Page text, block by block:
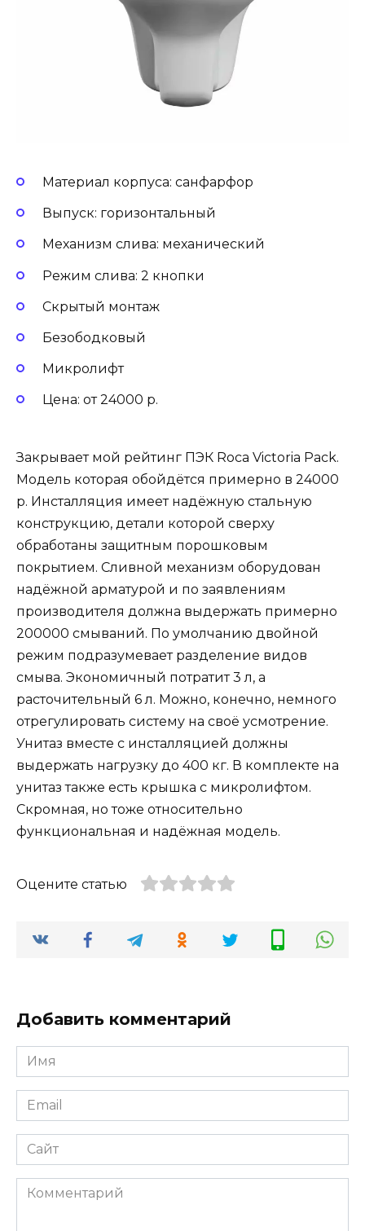
Материал корпуса: санфарфор
Выпуск: горизонтальный
Механизм слива: механический
Режим слива: 2 кнопки
Скрытый монтаж
Безободковый
Микролифт
Цена: от 24000 р.
Закрывает мой рейтинг ПЭК Roca Victoria Pack.
Модель которая обойдётся примерно в 24000
р. Инсталляция имеет надёжную стальную
конструкцию, детали которой сверху
обработаны защитным порошковым
покрытием. Сливной механизм оборудован
надёжной арматурой и по заявлениям
производителя должна выдержать примерно
200000 смываний. По умолчанию двойной
режим подразумевает разделение видов
смыва. Экономичный потратит 3 л, а
расточительный 6 л. Можно, конечно, немного
отрегулировать систему на своё усмотрение.
Унитаз вместе с инсталляцией должны
выдержать нагрузку до 400 кг. В комплекте на
унитаз также есть крышка с микролифтом.
Скромная, но тоже относительно
функциональная и надёжная модель.
Оцените статью
Добавить комментарий
Имя
Email
Сайт
Комментарий